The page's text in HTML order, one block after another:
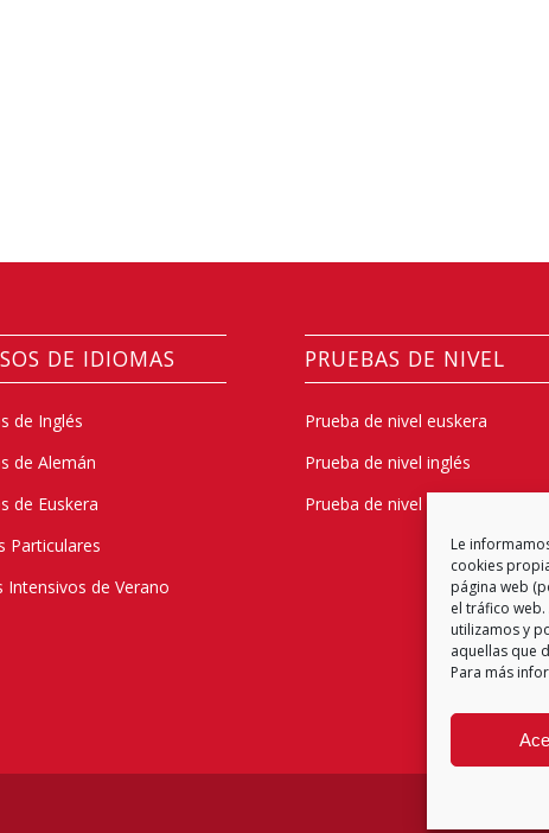
Le
cookies
página web
el tráfico
utilizamos y
aquellas que
Para más
DE IDIOMAS
de Inglés
de Alemán
de Euskera
Particulares
Intensivos de Verano
PRUEBAS DE NIVEL
Prueba de nivel euskera
Prueba de nivel inglés
Prueba de nivel alemán
Política